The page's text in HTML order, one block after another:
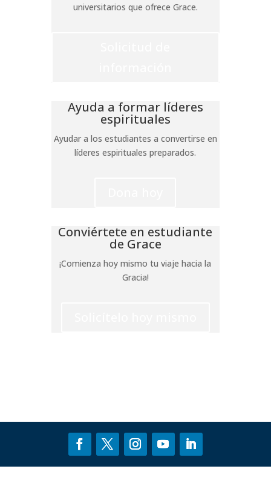
universitarios que ofrece Grace.
Ayuda a formar líderes
espirituales
Ayudar a los estudiantes a convertirse en
líderes espirituales preparados.
Conviértete en estudiante
de Grace
¡Comienza hoy mismo tu viaje hacia la
Gracia!